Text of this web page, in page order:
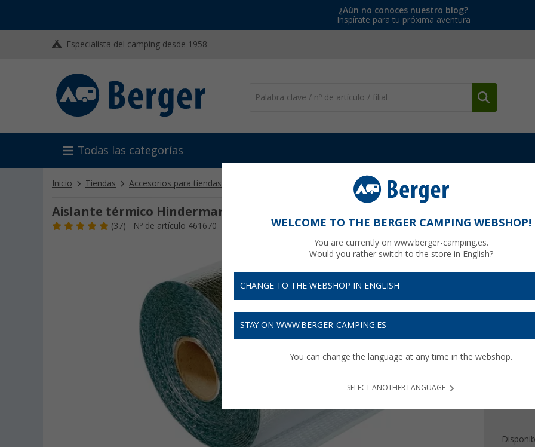
¿Aún no conoces nuestro blog?
Inspírate para tu próxima aventura
Especialista del camping desde 1958
Todas las categorías
Inicio Tiendas Accesorios para tiendas de campaña Reparación de tiendas Aislante térmico Hindermann
Aislante térmico Hindermann
(37) Nº de artículo 461670
19,
WELCOME TO THE BERGER CAMPING WEBSHOP!
You are currently on www.berger-camping.es.
Would you rather switch to the store in English?
CHANGE TO THE WEBSHOP IN ENGLISH
STAY ON WWW.BERGER-CAMPING.ES
You can change the language at any time in the webshop.
SELECT ANOTHER LANGUAGE